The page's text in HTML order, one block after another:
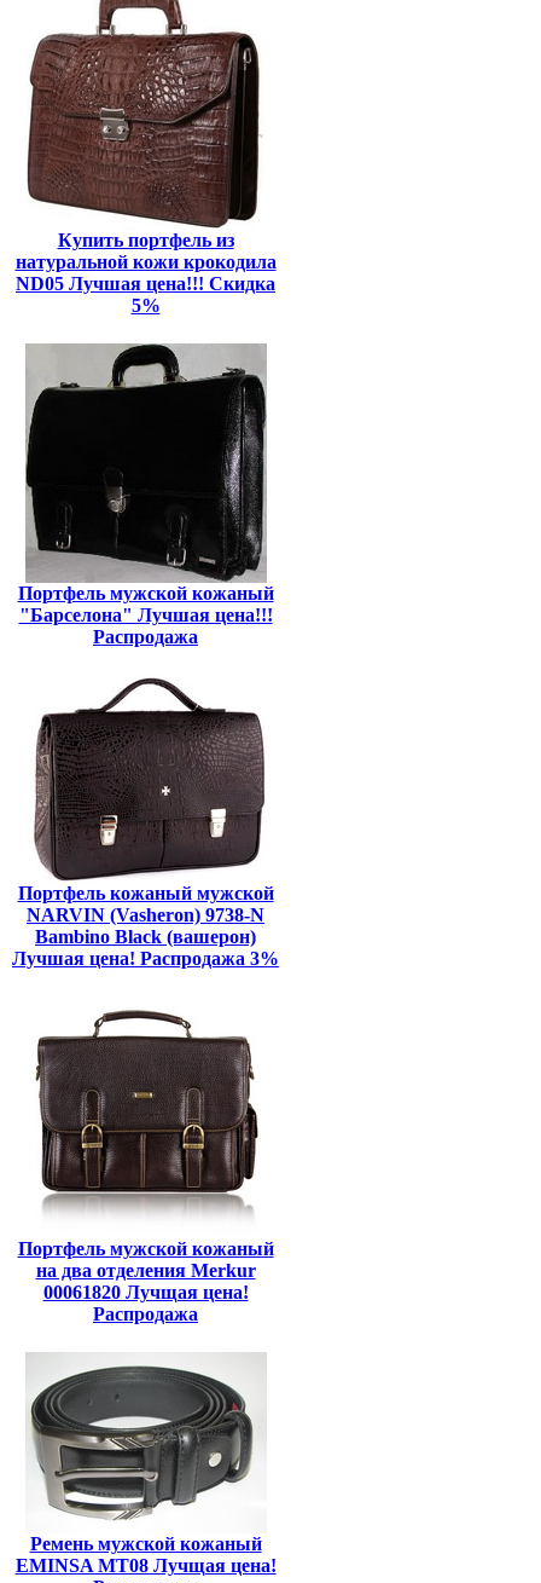
Купить портфель из
натуральной кожи крокодила
ND05 Лучшая цена!!! Скидка
5%
Портфель мужской кожаный
"Барселона" Лучшая цена!!!
Распродажа
Портфель кожаный мужской
NARVIN (Vasheron) 9738-N
Bambino Black (вашерон)
Лучшая цена! Распродажа 3%
Портфель мужской кожаный
на два отделения Merkur
00061820 Лучщая цена!
Распродажа
Ремень мужской кожаный
EMINSA MT08 Лучщая цена!